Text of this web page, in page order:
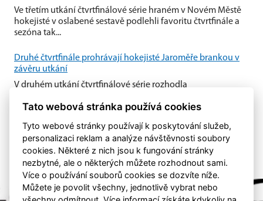
Ve třetím utkání čtvrtfinálové série hraném v Novém Městě
hokejisté v oslabené sestavě podlehli favoritu čtvrtfinále a
sezóna tak...
Druhé čtvrtfinále prohrávají hokejisté Jaroměře brankou v
závěru utkání
V druhém utkání čtvrtfinálové série rozhodla
Jaroměře v útočném pásmu...
Tato webová stránka používá cookies
Tyto webové stránky používají k poskytování služeb,
personalizaci reklam a analýze návštěvnosti soubory
cookies. Některé z nich jsou k fungování stránky
nezbytné, ale o některých můžete rozhodnout sami.
Více o používání souborů cookies se dozvíte níže.
Můžete je povolit všechny, jednotlivě vybrat nebo